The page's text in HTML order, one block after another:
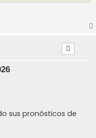
sus pronósticos de